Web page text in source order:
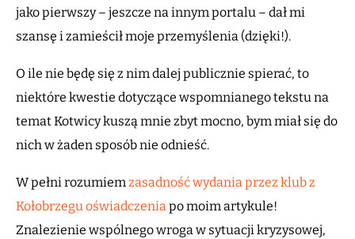
jako pierwszy – jeszcze na innym portalu – dał mi
szansę i zamieścił moje przemyślenia (dzięki!).
O ile nie będę się z nim dalej publicznie spierać, to
niektóre kwestie dotyczące wspomnianego tekstu na
temat Kotwicy kuszą mnie zbyt mocno, bym miał się do
nich w żaden sposób nie odnieść.
W pełni rozumiemzasadność wydania przez klub z
Kołobrzegu oświadczeniapo moim artykule!
Znalezienie wspólnego wroga w sytuacji kryzysowej,